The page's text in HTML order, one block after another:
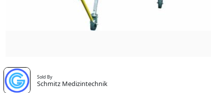
Sold By
Schmitz Medizintechnik